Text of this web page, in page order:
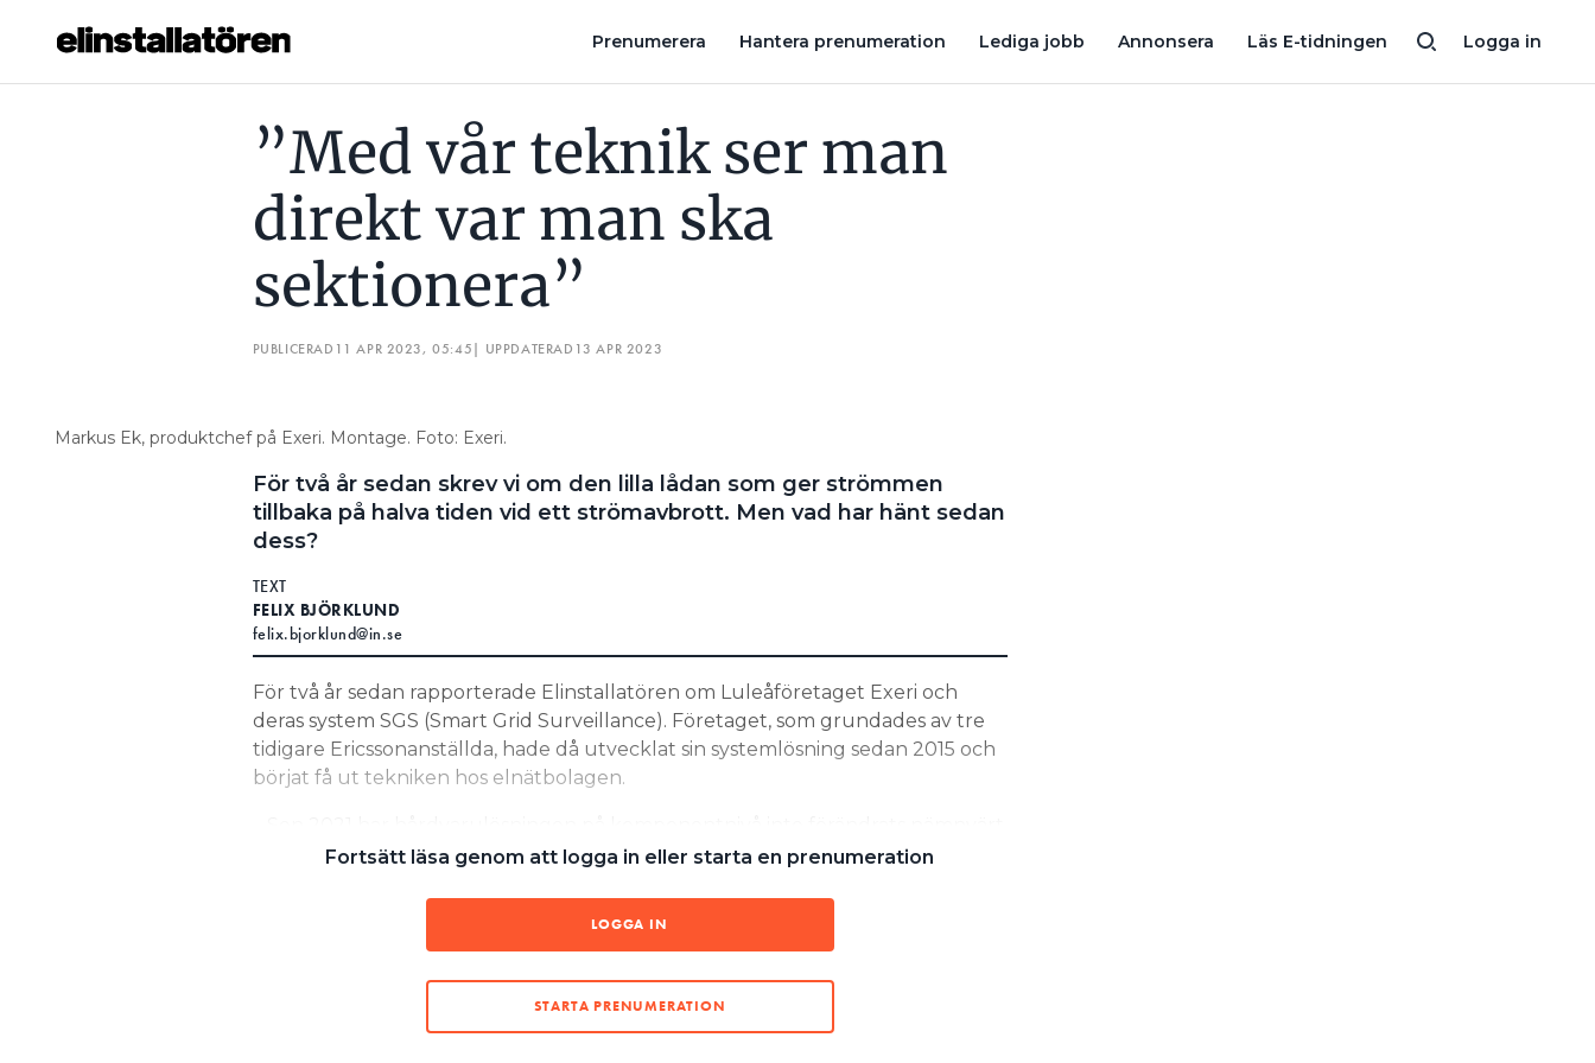
Logga in
Prenumerera Hantera prenumeration Lediga jobb Annonsera Läs E-tidningen
Hantera prenumeration
”Med vår teknik ser man
direkt var man ska
sektionera”
PUBLICERAD 11 APR 2023, 05:45| UPPDATERAD 13 APR 2023
Markus Ek, produktchef på Exeri. Montage. Foto: Exeri.
För två år sedan skrev vi om den lilla lådan som ger strömmen
tillbaka på halva tiden vid ett strömavbrott. Men vad har hänt sedan
dess?
TEXT
FELIX BJÖRKLUND
felix.bjorklund@in.se
För två år sedan rapporterade Elinstallatören om Luleåföretaget Exeri och
deras system SGS (Smart Grid Surveillance). Företaget, som grundades av tre
tidigare Ericssonanställda, hade då utvecklat sin systemlösning sedan 2015 och
börjat få ut tekniken hos elnätbolagen.
det är samma certifierade lösning då som nu, men vi har förbättrat våra
LILLA LÅDAN GER STRÖMMEN TILLBAKA PÅ HALVA TIDEN
Fortsätt läsa genom att logga in eller starta en prenumeration
LOGGA IN
STARTA PRENUMERATION
”MED VÅR TEKNIK SER MAN DIREKT VAR MAN SKA SEKTIONERA” BULLER FRÅN SYDVÄSTLÄNKEN FORTSÄTTER ATT STÖRA NYHET I LUND: ”ELNÄTSÄGARNA FÅR ANPASSA SIG TILL DEN